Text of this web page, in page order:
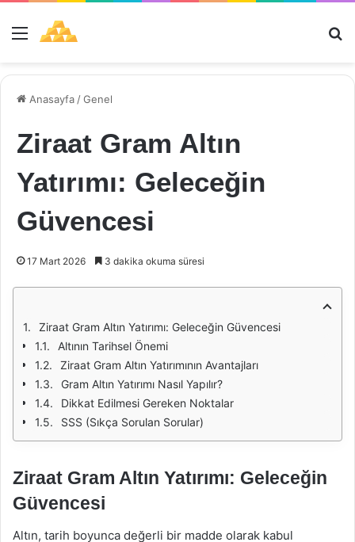
Menü
Anasayfa /Genel
Ziraat Gram Altın
Yatırımı: Geleceğin
Güvencesi
17 Mart 2026 3 dakika okuma süresi
Ziraat Gram Altın Yatırımı: Geleceğin Güvencesi
Altının Tarihsel Önemi
Ziraat Gram Altın Yatırımının Avantajları
Gram Altın Yatırımı Nasıl Yapılır?
Dikkat Edilmesi Gereken Noktalar
SSS (Sıkça Sorulan Sorular)
Ziraat Gram Altın Yatırımı: Geleceğin
Güvencesi
Altın, tarih boyunca değerli bir madde olarak kabul